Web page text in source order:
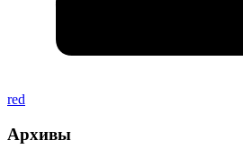
red
Архивы